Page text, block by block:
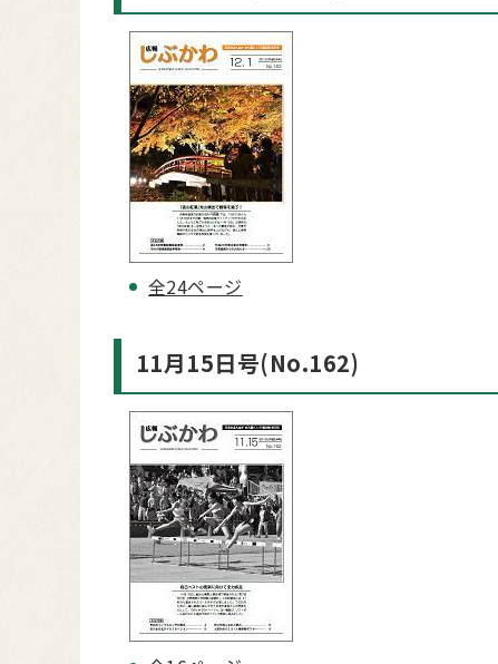
全24ページ
11月15日号(No.162)